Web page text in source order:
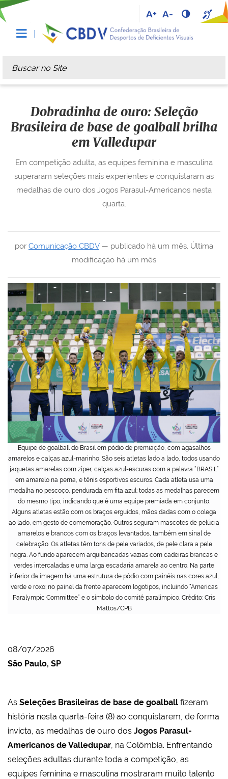
A+ A-
Busca
Busca Avançada…
Equipe de goalball do Brasil em pódio de premiação, com agasalhos
amarelos e calças azul-marinho. São seis atletas lado a lado, todos usando
jaquetas amarelas com zíper, calças azul-escuras com a palavra “BRASIL”
em amarelo na perna, e tênis esportivos escuros. Cada atleta usa uma
medalha no pescoço, pendurada em fita azul; todas as medalhas parecem
do mesmo tipo, indicando que é uma equipe premiada em conjunto.
Alguns atletas estão com os braços erguidos, mãos dadas com o colega
ao lado, em gesto de comemoração. Outros seguram mascotes de pelúcia
amarelos e brancos com os braços levantados, também em sinal de
celebração. Os atletas têm tons de pele variados, de pele clara a pele
negra. Ao fundo aparecem arquibancadas vazias com cadeiras brancas e
verdes intercaladas e uma larga escadaria amarela ao centro. Na parte
inferior da imagem há uma estrutura de pódio com painéis nas cores azul,
verde e roxo; no painel da frente aparecem logotipos, incluindo “Americas
Paralympic Committee” e o símbolo do comitê paralímpico. Crédito: Cris
Mattos/CPB
Dobradinha de ouro: Seleção
Brasileira de base de goalball brilha
em Valledupar
por Comunicação CBDV— publicado há um mês, Última
modificação há um mês
Em competição adulta, as equipes feminina e masculina
superaram seleções mais experientes e conquistaram as
medalhas de ouro dos Jogos Parasul-Americanos nesta
quarta.
08/07/2026
São Paulo, SP
As Seleções Brasileiras de base de goalball fizeram
história nesta quarta-feira (8) ao conquistarem, de forma
invicta, as medalhas de ouro dos Jogos Parasul-
Americanos de Valledupar , na Colômbia. Enfrentando
seleções adultas durante toda a competição, as
equipes feminina e masculina mostraram muito talento